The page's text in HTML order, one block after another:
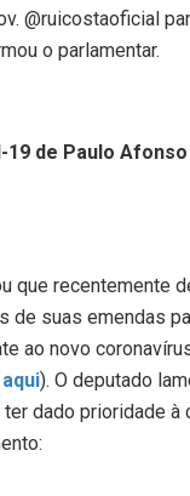
@ruicostaoficial
o parlamentar.
19 de Paulo
que recentemente
de suas emendas
ao novo
aqui). O deputado
dado prioridade à